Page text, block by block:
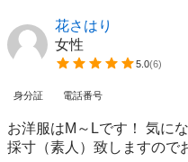
花さはり
女性
5.0(6)
身分証 電話番号
お洋服はM～Lです！ 気に
採寸（素人）致しますので